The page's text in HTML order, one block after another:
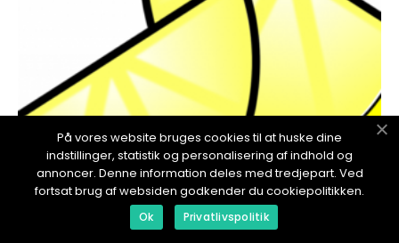
redaktionel
På vores website bruges cookies til at huske dine
indstillinger, statistik og personalisering af indhold og
annoncer. Denne information deles med tredjepart. Ved
fortsat brug af websiden godkender du cookiepolitikken.
Ok Privatlivspolitik